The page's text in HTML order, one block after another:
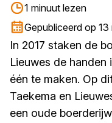
1 minuut lezen
Gepubliceerd op 13
In 2017 staken de
Lieuwes de handen
één te maken. Op
Taekema en
een oude